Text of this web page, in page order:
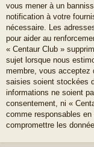
vous mener à un
notification à votre
nécessaire. Les
pour aider au
« Centaur Club »
sujet lorsque nous
membre, vous acceptez
saisies soient stockées
informations ne soient
consentement, ni «
comme responsables
compromettre les